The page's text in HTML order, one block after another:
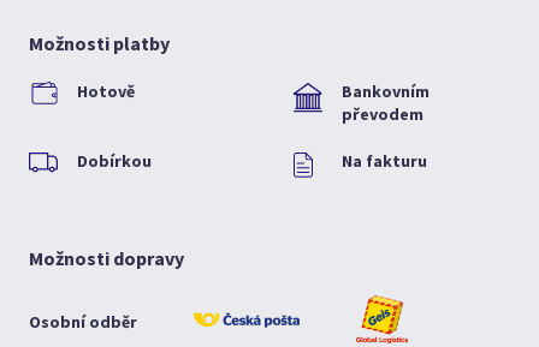
Možnosti platby
Hotově
Bankovním
převodem
Dobírkou Na fakturu
Možnosti dopravy
Osobní odběr